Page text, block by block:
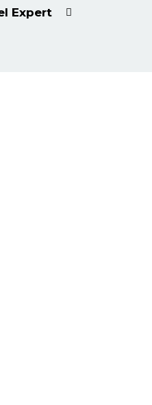
Expert